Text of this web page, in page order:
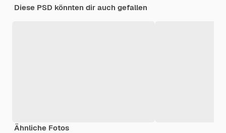
Diese PSD könnten dir auch gefallen
Ähnliche Fotos